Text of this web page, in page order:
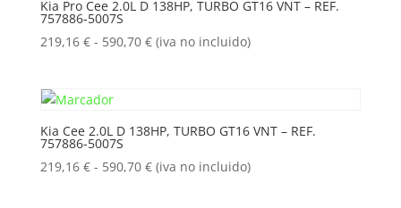
Kia Pro Cee 2.0L D 138HP, TURBO GT16 VNT – REF.
757886-5007S
219,16 € - 590,70 €Rango
219,16 €
590,70 €
(iva no incluido)
Kia Cee 2.0L D 138HP, TURBO GT16 VNT – REF.
757886-5007S
219,16 € - 590,70 €Rango
(iva no incluido)